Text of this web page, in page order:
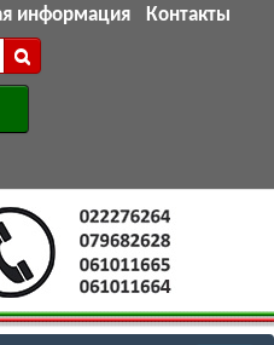
информация Контакты